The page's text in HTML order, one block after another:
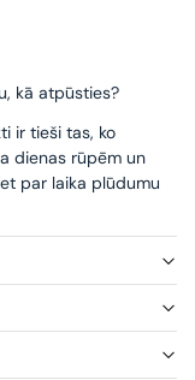
kā atpūsties?
ir tieši tas, ko
dienas rūpēm un
par laika plūdumu